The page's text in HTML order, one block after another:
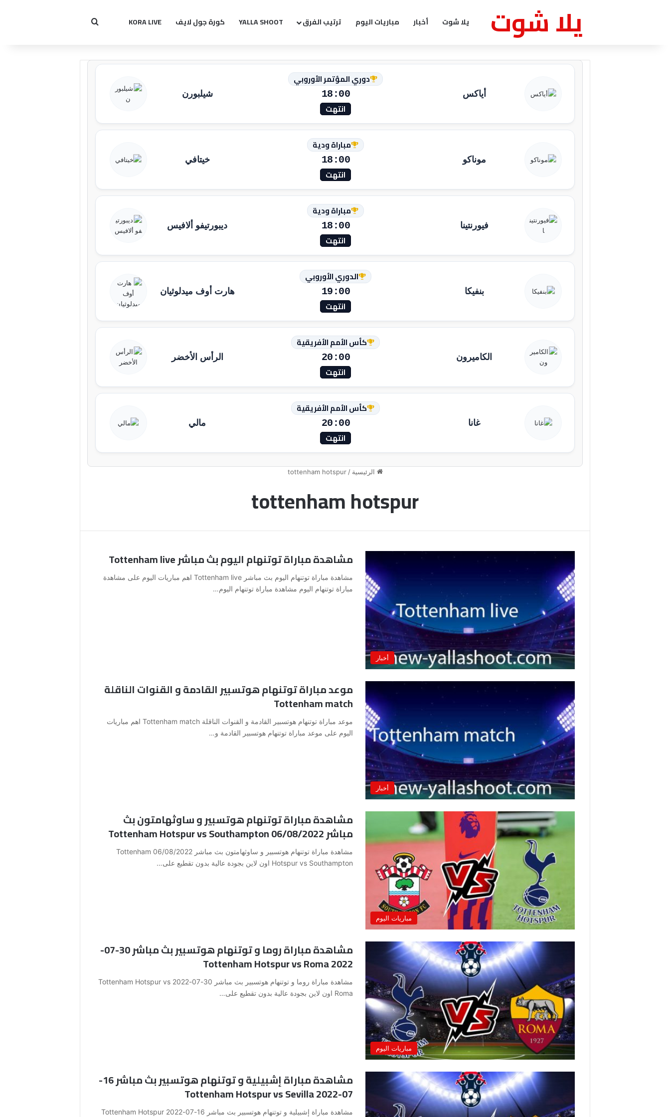
يلا شوت يلا شوت أخبار مباريات اليوم ترتيب الفرق YALLA SHOOT كورة جول لايف KORA LIVE بحث عن
أياكس
دوري المؤتمر الأوروبي
18:00
انتهت
شيلبورن
موناكو
مباراة ودية
18:00
انتهت
خيتافي
فيورنتينا
مباراة ودية
18:00
انتهت
ديبورتيفو ألافيس
بنفيكا
الدوري الأوروبي
19:00
انتهت
هارت أوف ميدلوثيان
الكاميرون
كأس الأمم الأفريقية
20:00
انتهت
الرأس الأخضر
غانا
كأس الأمم الأفريقية
20:00
انتهت
مالي
الرئيسية /
tottenham hotspur
tottenham hotspur
أخبار
مشاهدة مباراة توتنهام اليوم بث مباشر Tottenham live
مشاهدة مباراة توتنهام اليوم بث مباشر Tottenham live اهم مباريات اليوم على مشاهدة
مباراة توتنهام اليوم مشاهدة مباراة توتنهام اليوم…
أخبار
موعد مباراة توتنهام هوتسبير القادمة و القنوات الناقلة
Tottenham match
موعد مباراة توتنهام هوتسبير القادمة و القنوات الناقلة Tottenham match اهم مباريات
اليوم على موعد مباراة توتنهام هوتسبير القادمة و…
مباريات اليوم
مشاهدة مباراة توتنهام هوتسبير و ساوثهامتون بث
مباشر 06/08/2022 Tottenham Hotspur vs Southampton
مشاهدة مباراة توتنهام هوتسبير و ساوثهامتون بث مباشر 06/08/2022 Tottenham
Hotspur vs Southampton اون لاين بجودة عالية بدون تقطيع على…
مباريات اليوم
مشاهدة مباراة روما و توتنهام هوتسبير بث مباشر 30-07-
2022 Tottenham Hotspur vs Roma
مشاهدة مباراة روما و توتنهام هوتسبير بث مباشر 30-07-2022 Tottenham Hotspur vs
Roma اون لاين بجودة عالية بدون تقطيع على…
مشاهدة مباراة إشبيلية و توتنهام هوتسبير بث مباشر 16-
07-2022 Tottenham Hotspur vs Sevilla
مشاهدة مباراة إشبيلية و توتنهام هوتسبير بث مباشر 16-07-2022 Tottenham Hotspur